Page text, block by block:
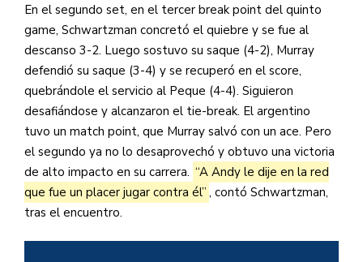
En el segundo set, en el tercer break point del quinto
game, Schwartzman concretó el quiebre y se fue al
descanso 3-2. Luego sostuvo su saque (4-2), Murray
defendió su saque (3-4) y se recuperó en el score,
quebrándole el servicio al Peque (4-4). Siguieron
desafiándose y alcanzaron el tie-break. El argentino
tuvo un match point, que Murray salvó con un ace. Pero
el segundo ya no lo desaprovechó y obtuvo una victoria
de alto impacto en su carrera. “A Andy le dije en la red
que fue un placer jugar contra él” , contó Schwartzman,
tras el encuentro.